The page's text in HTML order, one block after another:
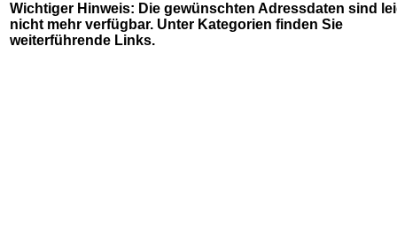
Wichtiger Hinweis: Die gewünschten Adressdaten sind
nicht mehr verfügbar. Unter Kategorien finden Sie
weiterführende Links.